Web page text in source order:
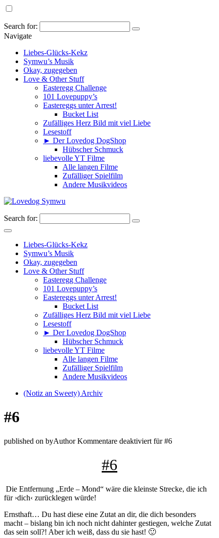
Search for:
Navigate
Liebes-Glücks-Kekz
Symwu’s Musik
Okay, zugegeben
Love & Other Stuff
Easteregg Challenge
101 Lovepuppy’s
Eastereggs unter Arrest!
Bucket List
Zufälliges Herz Bild mit viel Liebe
Lesestoff
► Der Lovedog DogShop
Hübscher Schmuck
liebevolle YT Filme
Alle langen Filme
Zufälliger Spielfilm
Andere Musikvideos
Search for:
Liebes-Glücks-Kekz
Symwu’s Musik
Okay, zugegeben
Love & Other Stuff
Easteregg Challenge
101 Lovepuppy’s
Eastereggs unter Arrest!
Bucket List
Zufälliges Herz Bild mit viel Liebe
Lesestoff
► Der Lovedog DogShop
Hübscher Schmuck
liebevolle YT Filme
Alle langen Filme
Zufälliger Spielfilm
Andere Musikvideos
(Notiz an Sweety) Archiv
#6
published on byAuthorKommentare deaktiviert für #6
#6
Die Entfernung „Erde – Mond“ wäre die kleinste Strecke, die ich
für ›dich‹ zurücklegen würde!
Ernsthaft… Du hast diese eine Zutat an dir, die dich besonders
macht – bislang bin ich noch nicht dahinter gestiegen, welche Zutat
das sein soll?! Aber ich weiß, dass du sie hast! 🙂